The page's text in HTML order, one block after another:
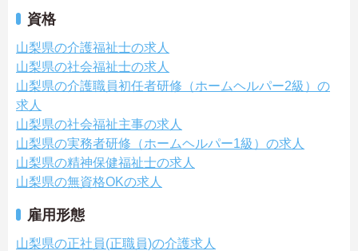
資格
山梨県の介護福祉士の求人
山梨県の社会福祉士の求人
山梨県の介護職員初任者研修（ホームヘルパー2級）の
求人
山梨県の社会福祉主事の求人
山梨県の実務者研修（ホームヘルパー1級）の求人
山梨県の精神保健福祉士の求人
山梨県の無資格OKの求人
雇用形態
山梨県の正社員(正職員)の介護求人